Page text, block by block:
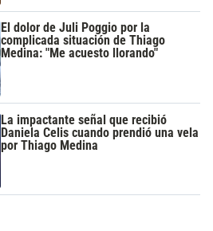
El dolor de Juli Poggio por la
complicada situación de Thiago
Medina: "Me acuesto llorando"
La impactante señal que recibió
Daniela Celis cuando prendió una vela
por Thiago Medina